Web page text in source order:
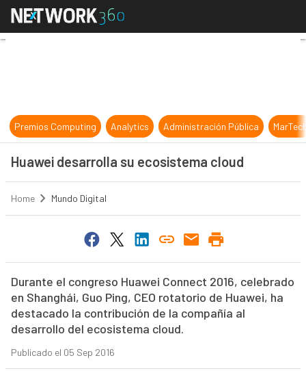
Huawei desarrolla su ecosistema
Premios Computing Analytics Administración Pública
Huawei desarrolla su ecosistema cloud
Home Mundo Digital
Durante el congreso Huawei Connect 2016, celebrado
en Shanghái, Guo Ping, CEO rotatorio de Huawei, ha
destacado la contribución de la compañía al
desarrollo del ecosistema cloud.
Publicado el 05 Sep 2016